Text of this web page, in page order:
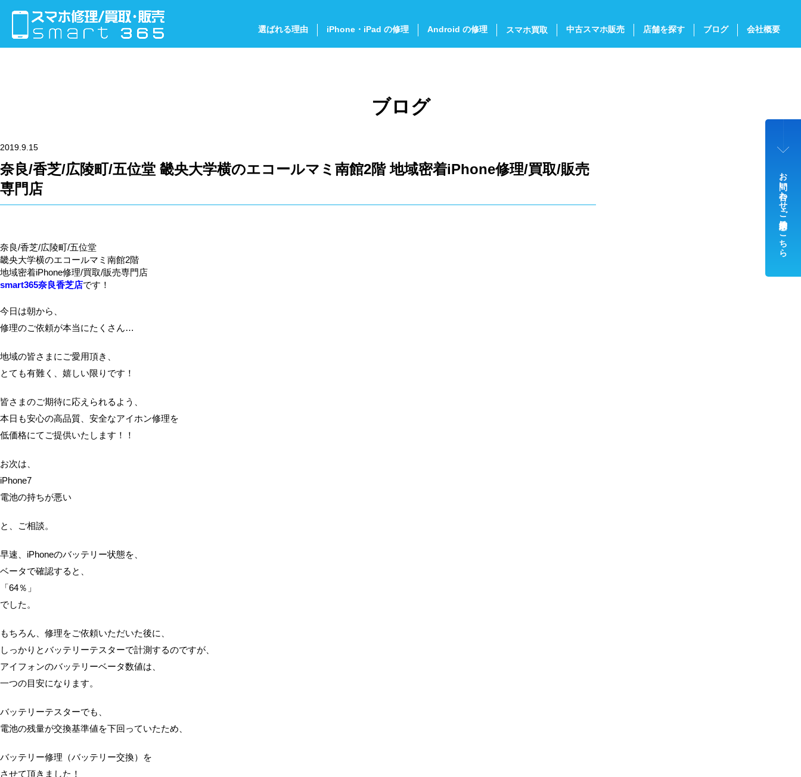
選ばれる理由 iPhone・iPad の修理 Android の修理 スマホ買取 中古スマホ販売 店舗を探す ブログ 会社概要
ブログ
2019.9.15
奈良/香芝/広陵町/五位堂 畿央大学横のエコールマミ南館2階 地域密着iPhone修理/買取/販売
専門店
奈良/香芝/広陵町/五位堂
畿央大学横のエコールマミ南館2階
地域密着iPhone修理/買取/販売専門店
smart365奈良香芝店です！
今日は朝から、
修理のご依頼が本当にたくさん…
地域の皆さまにご愛用頂き、
とても有難く、嬉しい限りです！
皆さまのご期待に応えられるよう、
本日も安心の高品質、安全なアイホン修理を
低価格にてご提供いたします！！
お次は、
iPhone7
電池の持ちが悪い
と、ご相談。
早速、iPhoneのバッテリー状態を、
ベータで確認すると、
「64％」
でした。
もちろん、修理をご依頼いただいた後に、
しっかりとバッテリーテスターで計測するのですが、
アイフォンのバッテリーベータ数値は、
一つの目安になります。
バッテリーテスターでも、
電池の残量が交換基準値を下回っていたため、
バッテリー修理（バッテリー交換）を
させて頂きました！
お問い合わせ・ご来店予約はこちら